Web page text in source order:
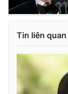
VTV4
VTV9
Liên hệ tòa
Tin liên quan